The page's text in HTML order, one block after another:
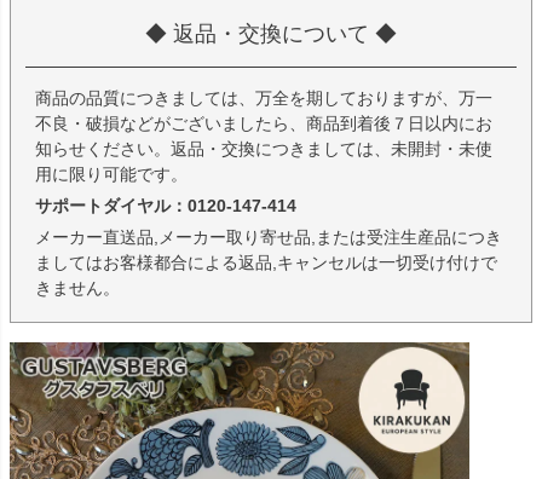
◆ 返品・交換について ◆
商品の品質につきましては、万全を期しておりますが、万一
不良・破損などがございましたら、商品到着後７日以内にお
知らせください。返品・交換につきましては、未開封・未使
用に限り可能です。
サポートダイヤル：0120-147-414
メーカー直送品,メーカー取り寄せ品,または受注生産品につき
ましてはお客様都合による返品,キャンセルは一切受け付けで
きません。